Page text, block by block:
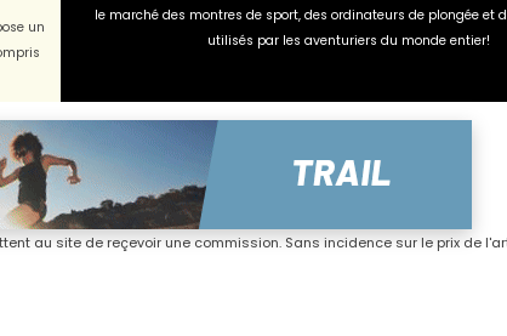
un
le marché des montres de sport, des ordinateurs de plongée et
utilisés par les aventuriers du monde entier!
au site de reçevoir une commission. Sans incidence sur le prix de